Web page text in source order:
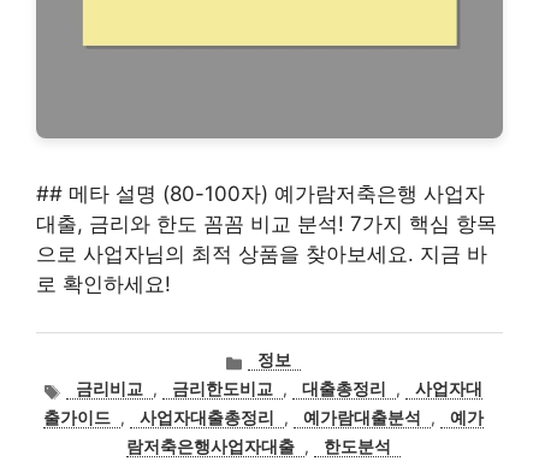
## 메타 설명 (80-100자) 예가람저축은행 사업자
대출, 금리와 한도 꼼꼼 비교 분석! 7가지 핵심 항목
으로 사업자님의 최적 상품을 찾아보세요. 지금 바
로 확인하세요!
카
테
고
리
정보
태
그
금리비교 , 금리한도비교 , 대출총정리 ,
사업자대
출가이드 , 사업자대출총정리 , 예가람대출분석 ,
예가
람저축은행사업자대출 , 한도분석